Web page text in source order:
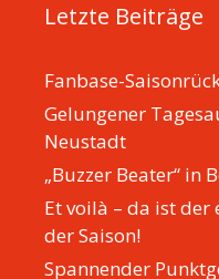
Letzte Beiträge
Fanbase-
Gelungener
Neustadt
„Buzzer Beater“ in
Et voilà – da ist der
der Saison!
Spannender